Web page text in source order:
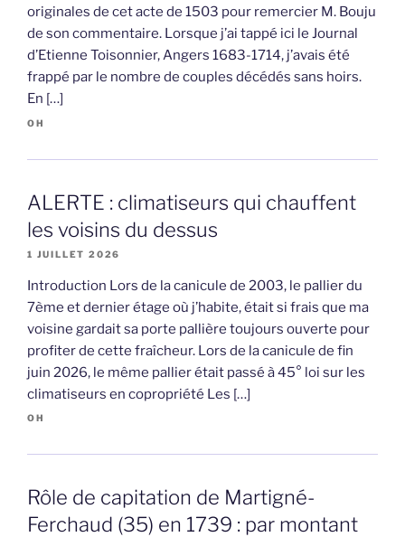
originales de cet acte de 1503 pour remercier M. Bouju
de son commentaire. Lorsque j’ai tappé ici le Journal
d’Etienne Toisonnier, Angers 1683-1714, j’avais été
frappé par le nombre de couples décédés sans hoirs.
En […]
OH
ALERTE : climatiseurs qui chauffent
les voisins du dessus
1 JUILLET 2026
Introduction Lors de la canicule de 2003, le pallier du
7ème et dernier étage où j’habite, était si frais que ma
voisine gardait sa porte pallière toujours ouverte pour
profiter de cette fraîcheur. Lors de la canicule de fin
juin 2026, le même pallier était passé à 45° loi sur les
climatiseurs en copropriété Les […]
OH
Rôle de capitation de Martigné-
Ferchaud (35) en 1739 : par montant